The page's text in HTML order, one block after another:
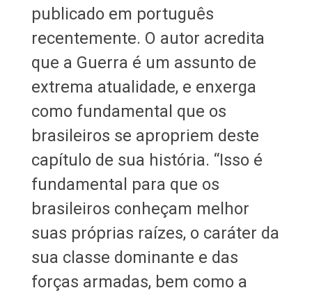
publicado em português
recentemente. O autor acredita
que a Guerra é um assunto de
extrema atualidade, e enxerga
como fundamental que os
brasileiros se apropriem deste
capítulo de sua história. “Isso é
fundamental para que os
brasileiros conheçam melhor
suas próprias raízes, o caráter da
sua classe dominante e das
forças armadas, bem como a